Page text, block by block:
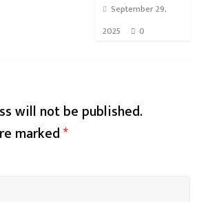
September 29,
2025
0
will not be published.
marked*